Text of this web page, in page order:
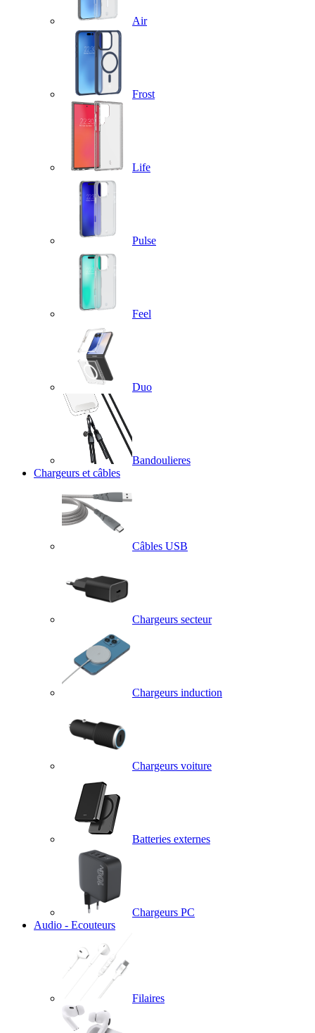
Air
Frost
Life
Pulse
Feel
Duo
Bandoulieres
Chargeurs et câbles
Câbles USB
Chargeurs secteur
Chargeurs induction
Chargeurs voiture
Batteries externes
Chargeurs PC
Audio - Ecouteurs
Filaires